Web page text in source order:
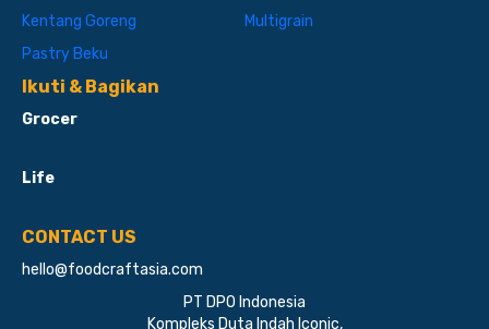
Kentang Goreng
Pastry Beku
Multigrain
Ikuti & Bagikan
Grocer
Life
CONTACT US
hello@foodcraftasia.com
PT DPO Indonesia
Kompleks Duta Indah Iconic,